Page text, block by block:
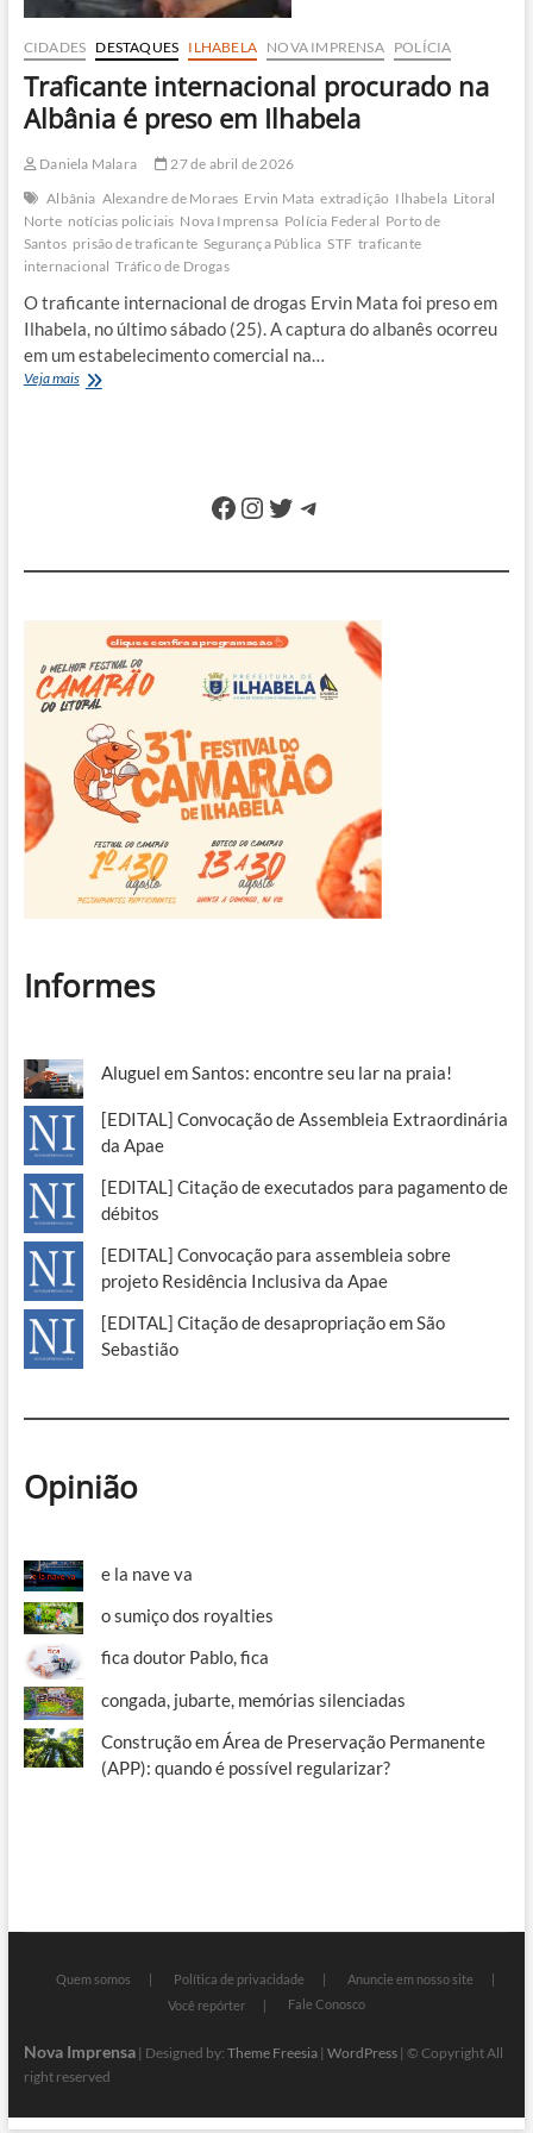
CIDADES DESTAQUES ILHABELA NOVA IMPRENSA POLÍCIA
Traficante internacional procurado na
Albânia é preso em Ilhabela
Daniela Malara
27 de abril de 2026
Albânia Alexandre de Moraes Ervin Mata extradição Ilhabela Litoral
Norte notícias policiais Nova Imprensa Polícia Federal Porto de
Santos prisão de traficante Segurança Pública STF traficante
internacional Tráfico de Drogas
O traficante internacional de drogas Ervin Mata foi preso em
Ilhabela, no último sábado (25). A captura do albanês ocorreu
em um estabelecimento comercial na…
Veja maisTraficante
Facebook
Instagram
Twitter
Telegram
Informes
Aluguel em Santos: encontre seu lar na praia!
[EDITAL] Convocação de Assembleia Extraordinária
da Apae
[EDITAL] Citação de executados para pagamento de
débitos
[EDITAL] Convocação para assembleia sobre
projeto Residência Inclusiva da Apae
[EDITAL] Citação de desapropriação em São
Sebastião
Opinião
e la nave va
o sumiço dos royalties
fica doutor Pablo, fica
congada, jubarte, memórias silenciadas
Construção em Área de Preservação Permanente
(APP): quando é possível regularizar?
Quem somos Política de privacidade
Anuncie em nosso site
Você repórter
Fale Conosco
Nova Imprensa| Designed by: Theme Freesia| WordPress| © Copyright All
right reserved